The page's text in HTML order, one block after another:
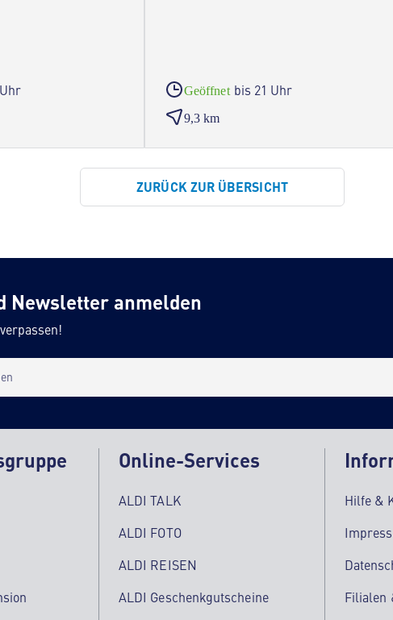
Geöffnet bis 21 Uhr
9,3 km
ZURÜCK ZUR ÜBERSICHT
Newsletter anmelden
Online-Services
ALDI TALK
ALDI FOTO
ALDI REISEN
ALDI Geschenkgutscheine
Hilfe &
Filialen